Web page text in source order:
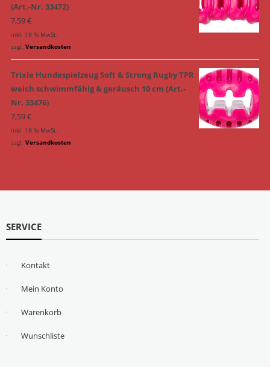
(Art.-Nr. 33472)
7,59€
inkl. 19 % MwSt.
zzgl. Versandkosten
Trixie Hundespielzeug Soft & Strong Rugby TPR
weich schwimmfähig & geräusch 10 cm (Art.-
Nr. 33476)
7,59€
inkl. 19 % MwSt.
zzgl. Versandkosten
SERVICE
Kontakt
Mein Konto
Warenkorb
Wunschliste